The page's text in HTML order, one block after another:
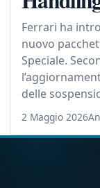
Ferrari ha
nuovo
Speciale.
delle
2 Maggio 2026